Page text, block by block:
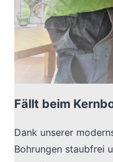
Fällt beim
Dank unserer
Bohrungen staubfrei